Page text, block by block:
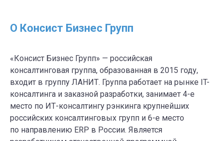
О Консист Бизнес Групп
«Консист Бизнес Групп» — российская
консалтинговая группа, образованная в 2015 году,
входит в группу ЛАНИТ. Группа работает на рынке IT-
консалтинга и заказной разработки, занимает 4-е
место по ИТ-консалтингу рэнкинга крупнейших
российских консалтинговых групп и 6-е место
по направлению ERP в России. Является